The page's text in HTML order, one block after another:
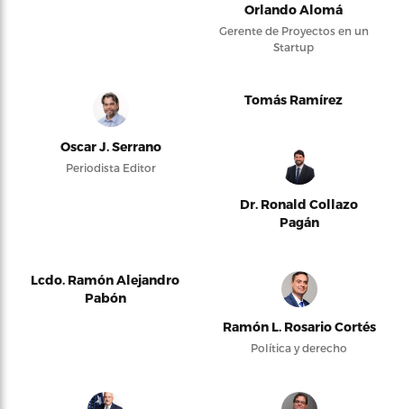
Orlando Alomá
Gerente de Proyectos en un
Startup
Oscar J. Serrano
Periodista Editor
Tomás Ramírez
Dr. Ronald Collazo
Pagán
Lcdo. Ramón Alejandro
Pabón
Ramón L. Rosario Cortés
Política y derecho